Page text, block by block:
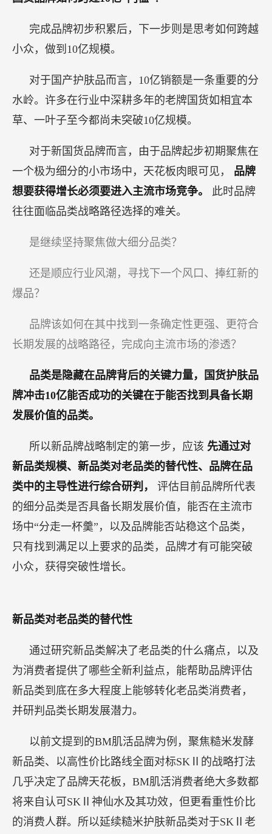
完成品牌初步积累后，下一步则是思考如何跨越
小众，做到10亿规模。
对于国产护肤品而言，10亿销额是一条重要的分
水岭。许多在行业中深耕多年的老牌国货如相宜本
草、一叶子至今都尚未突破10亿规模。
对于新国货品牌而言，由于品牌起步初期聚焦在
一个极为细分的小市场中，天花板肉眼可见， 品牌
想要获得增长必须要进入主流市场竞争。 此时品牌
往往面临品类战略路径选择的难关。
是继续坚持聚焦做大细分品类？
还是顺应行业风潮，寻找下一个风口、捧红新的
爆品？
品牌该如何在其中找到一条确定性更强、更符合
长期发展的战略路径，完成向主流市场的渗透？
品类是隐藏在品牌背后的关键力量，国货护肤品
牌冲击10亿能否成功的关键在于能否找到具备长期
发展价值的品类。
所以新品牌战略制定的第一步，应该 先通过对
新品类规模、新品类对老品类的替代性、品牌在品
类中的主导性进行综合研判， 评估目前品牌所代表
的细分品类是否具备长期发展价值，能否在主流市
场中“分走一杯羹”，以及品牌能否站稳这个品类，
只有找到满足以上要求的品类，品牌才有可能突破
小众，获得突破性增长。
新品类对老品类的替代性
通过研究新品类解决了老品类的什么痛点，以及
为消费者提供了哪些全新利益点，能帮助品牌评估
新品类到底在多大程度上能够转化老品类消费者，
并研判品类长期发展潜力。
以前文提到的BM肌活品牌为例，聚焦糙米发酵
新品类、以高性价比路线全面对标SKⅡ的战略打法
几乎决定了品牌天花板，BM肌活消费者绝大多数都
将来自认可SKⅡ神仙水及其功效，但更看重性价比
的消费人群。所以延续糙米护肤新品类对于SKⅡ老